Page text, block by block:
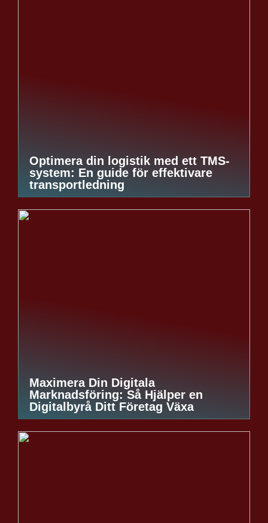
Optimera din logistik med ett TMS-
system: En guide för effektivare
transportledning
Maximera Din Digitala
Marknadsföring: Så Hjälper en
Digitalbyrå Ditt Företag Växa